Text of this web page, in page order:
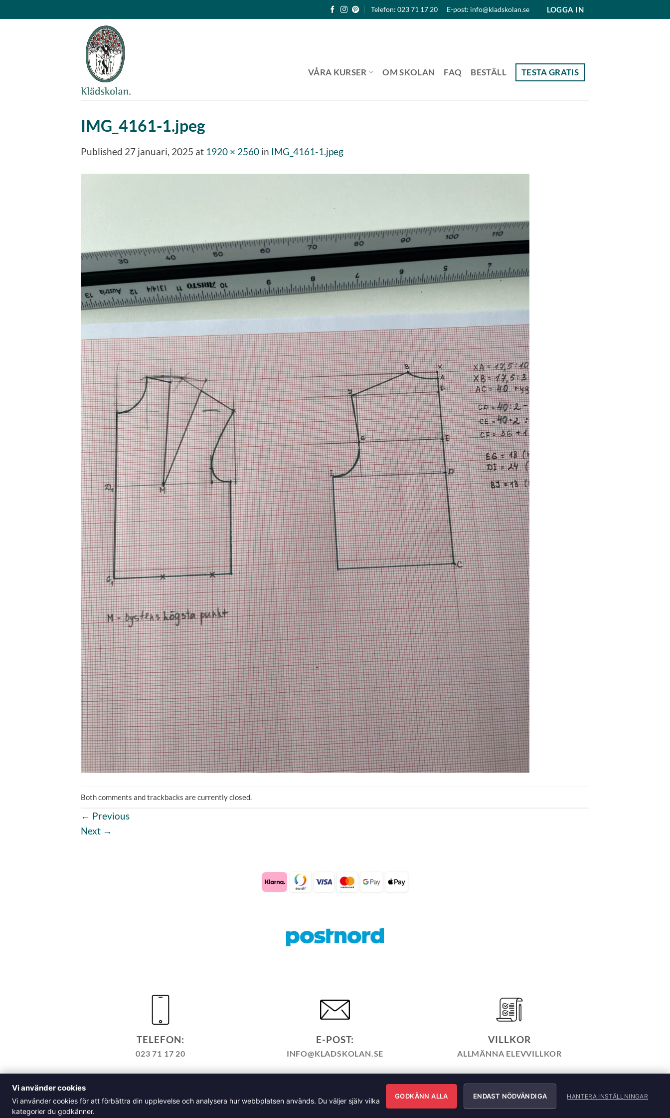
to
Telefon: 023 71 17 20 E-post: info@kladskolan.se LOGGA IN
VÅRA KURSER OM SKOLAN FAQ BESTÄLL TESTA GRATIS
IMG_4161-1.jpeg
Published 27 januari, 2025 at 1920 × 2560 in IMG_4161-1.jpeg
Both comments and trackbacks are currently closed.
← Previous
Next →
TELEFON:
023 71 17 20
E-POST:
INFO@KLADSKOLAN.SE
VILLKOR
ALLMÄNNA ELEVVILLKOR
HEMSIDEPOLICY COOKIEPOLICY
ALLMÄNNA FRÅGOR OM VÅRA KURSER I SÖMNAD OCH TILLSKÄRNING
Klädskolan Sverige AB, Åsgatan 35, 791 71 Falun Copyright 2026 © Klädskolan Sverige AB. All Rights Reserved
Vi använder cookies
Vi använder cookies för att förbättra din upplevelse och analysera hur webbplatsen används. Du väljer själv vilka
kategorier du godkänner.
GODKÄNN ALLA ENDAST NÖDVÄNDIGA HANTERA INSTÄLLNINGAR